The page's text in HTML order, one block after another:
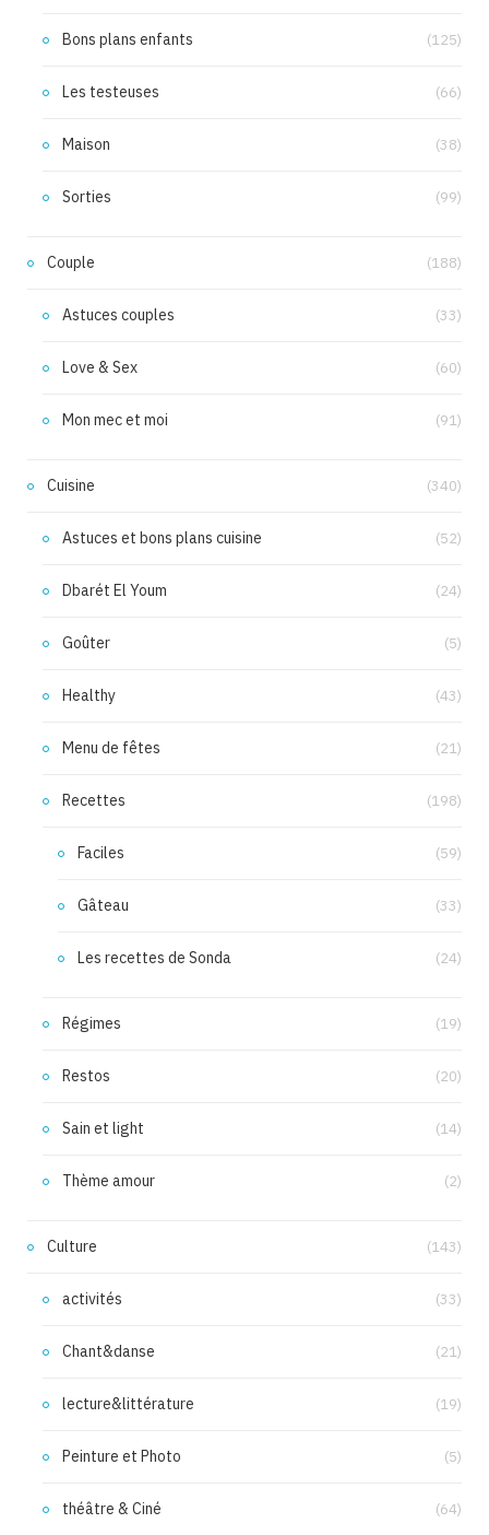
Bons plans enfants (125)
Les testeuses (66)
Maison (38)
Sorties (99)
Couple (188)
Astuces couples (33)
Love & Sex (60)
Mon mec et moi (91)
Cuisine (340)
Astuces et bons plans cuisine (52)
Dbarét El Youm (24)
Goûter (5)
Healthy (43)
Menu de fêtes (21)
Recettes (198)
Faciles (59)
Gâteau (33)
Les recettes de Sonda (24)
Régimes (19)
Restos (20)
Sain et light (14)
Thème amour (2)
Culture (143)
activités (33)
Chant&danse (21)
lecture&littérature (19)
Peinture et Photo (5)
théâtre & Ciné (64)